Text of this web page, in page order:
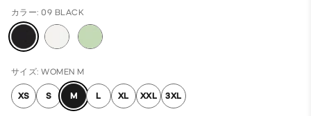
カラー: 09 BLACK
サイズ: WOMEN M
XS S M L XL XXL 3XL